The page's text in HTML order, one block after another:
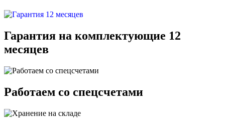
Гарантия на комплектующие 12
месяцев
Работаем со спецсчетами